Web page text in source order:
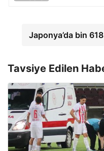
Japonya’da bin
Tavsiye Edilen